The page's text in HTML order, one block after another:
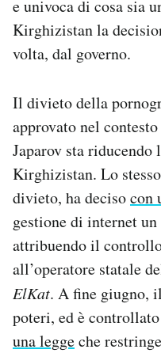
e univoca di cosa sia
Kirghizistan la
volta, dal governo.
Il divieto della
approvato nel
Japarov sta
Kirghizistan. Lo
divieto, ha decisocon
gestione di internet
attribuendo il
all’operatore statale
ElKat. A fine giugno,
poteri, ed è
una leggeche